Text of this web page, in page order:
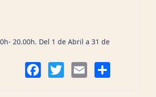
20.00h. Del 1 de Abril a 31 de
FacebookTwitter Email